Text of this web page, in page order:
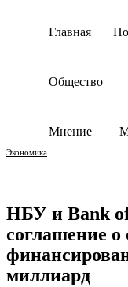
Главная
Общество
Мнение
Экономика
НБУ и Bank
соглашение о
миллиард